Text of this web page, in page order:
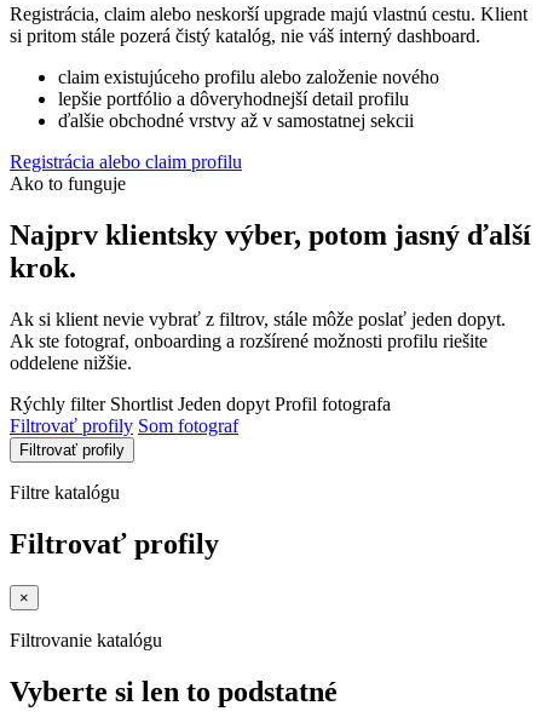
Registrácia, claim alebo neskorší upgrade majú vlastnú cestu. Klient
si pritom stále pozerá čistý katalóg, nie váš interný dashboard.
claim existujúceho profilu alebo založenie nového
lepšie portfólio a dôveryhodnejší detail profilu
ďalšie obchodné vrstvy až v samostatnej sekcii
Registrácia alebo claim profilu
Ako to funguje
Najprv klientsky výber, potom jasný ďalší
krok.
Ak si klient nevie vybrať z filtrov, stále môže poslať jeden dopyt.
Ak ste fotograf, onboarding a rozšírené možnosti profilu riešite
oddelene nižšie.
Rýchly filter Shortlist Jeden dopyt Profil fotografa
Filtrovať profily Som fotograf
Filtrovať profily
Filtre katalógu
Filtrovať profily
×
Filtrovanie katalógu
Vyberte si len to podstatné